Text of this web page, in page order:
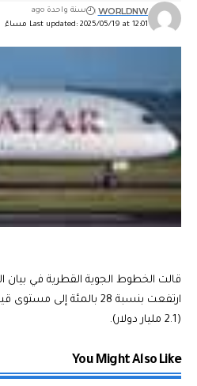
Last updated: 2025/05/19 at 12:01 مساءً
WORLDNW سنة واحدة ago
قالت الخطوط الجوية القطرية في بيان
(2.1 مليار دولار).
You Might Also Like